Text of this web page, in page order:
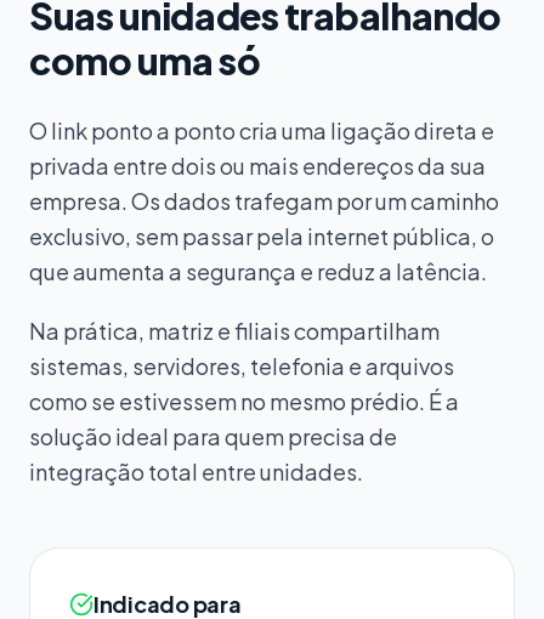
Suas unidades trabalhando
como uma só
O link ponto a ponto cria uma ligação direta e
privada entre dois ou mais endereços da sua
empresa. Os dados trafegam por um caminho
exclusivo, sem passar pela internet pública, o
que aumenta a segurança e reduz a latência.
Na prática, matriz e filiais compartilham
sistemas, servidores, telefonia e arquivos
como se estivessem no mesmo prédio. É a
solução ideal para quem precisa de
integração total entre unidades.
Indicado para